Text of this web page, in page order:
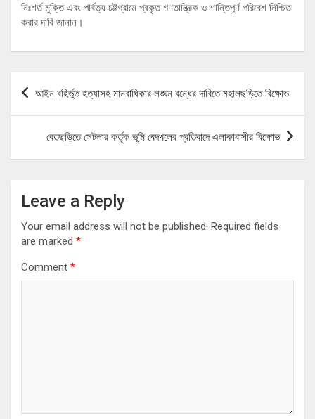
নিঃশর্ত মুক্তি এবং পার্বত্য চট্টগ্রামে প্রকৃত গণতান্ত্রিক ও শান্তিপূর্ণ পরিবেশ নিশ্চিত
করার দাবি জানান।
Post
navigation
আইন বহির্ভুত হত্যাসহ মানবাধিকার লঙ্ঘন বন্ধের দাবিতে মহালছড়িতে বিক্ষোভ
বেতছড়িতে সেটলার কর্তৃক ভূমি বেদখলের প্রতিবাদে এলাকাবাসীর বিক্ষোভ
Leave a Reply
Your email address will not be published. Required fields
are marked *
Comment *